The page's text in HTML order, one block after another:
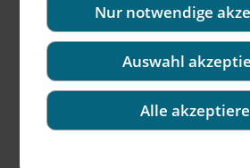
Nur notwendige
Auswahl
Alle